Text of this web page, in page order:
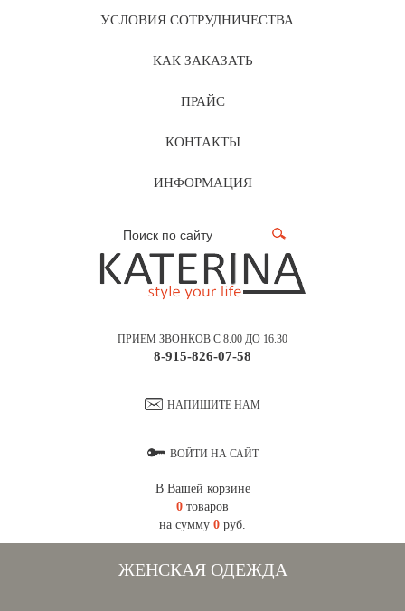
УСЛОВИЯ СОТРУДНИЧЕСТВА
КАК ЗАКАЗАТЬ
ПРАЙС
КОНТАКТЫ
ИНФОРМАЦИЯ
ПРИЕМ ЗВОНКОВ С 8.00 ДО 16.30
8-915-826-07-58
НАПИШИТЕ НАМ
ВОЙТИ НА САЙТ
В Вашей корзине
0 товаров
на сумму 0 руб.
ЖЕНСКАЯ ОДЕЖДА